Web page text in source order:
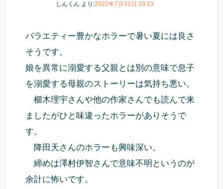
しんくん より:2022年7月31日 20:23
バラエティー豊かなホラーで暑い夏には良さ
そうです。
娘を異常に溺愛する父親とは別の意味で息子
を溺愛する母親のストーリーは気持ち悪い。
櫛木理宇さんや他の作家さんでも読んで来
ましたがひと味違ったホラーがありそうで
す。
降田天さんのホラーも興味深い。
締めは澤村伊智さんで意味不明というのが
余計に怖いです。